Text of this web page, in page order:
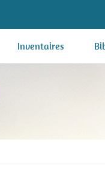
Inventaires